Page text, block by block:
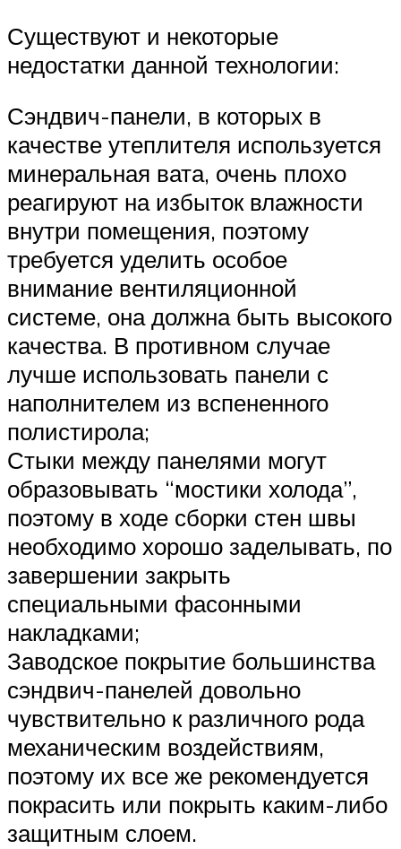
Существуют и некоторые
недостатки данной технологии:
Сэндвич-панели, в которых в
качестве утеплителя используется
минеральная вата, очень плохо
реагируют на избыток влажности
внутри помещения, поэтому
требуется уделить особое
внимание вентиляционной
системе, она должна быть высокого
качества. В противном случае
лучше использовать панели с
наполнителем из вспененного
полистирола;
Стыки между панелями могут
образовывать “мостики холода”,
поэтому в ходе сборки стен швы
необходимо хорошо заделывать, по
завершении закрыть
специальными фасонными
накладками;
Заводское покрытие большинства
сэндвич-панелей довольно
чувствительно к различного рода
механическим воздействиям,
поэтому их все же рекомендуется
покрасить или покрыть каким-либо
защитным слоем.